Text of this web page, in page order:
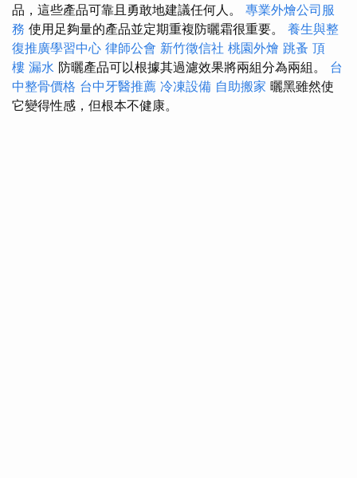
品，這些產品可靠且勇敢地建議任何人。 專業外燴公司服
務 使用足夠量的產品並定期重複防曬霜很重要。 養生與整
復推廣學習中心 律師公會 新竹徵信社 桃園外燴 跳蚤 頂
樓 漏水 防曬產品可以根據其過濾效果將兩組分為兩組。 台
中整骨價格 台中牙醫推薦 冷凍設備 自助搬家 曬黑雖然使
它變得性感，但根本不健康。